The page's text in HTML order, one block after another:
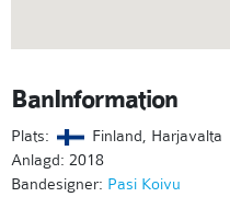
BanInformation
Plats:
Finland, Harjavalta
Anlagd: 2018
Bandesigner: Pasi Koivu